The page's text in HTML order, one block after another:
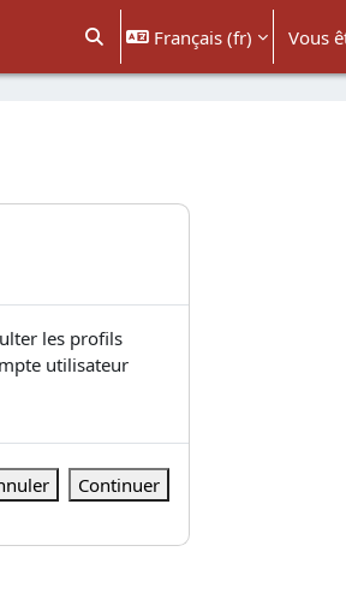
Activer/désactiver la saisie de
Français ‎(fr)‎ Vous
les profils
utilisateur
Continuer